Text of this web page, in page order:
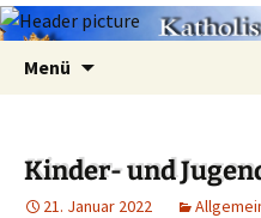
Menü
Kinder- und
21. Januar 2022